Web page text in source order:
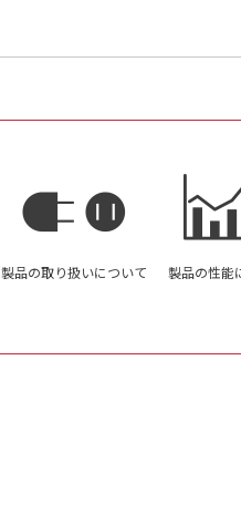
製品の取り扱いについて 製品の性能